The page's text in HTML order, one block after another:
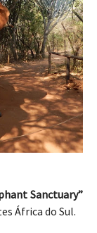
Sanctuary”
África do Sul.